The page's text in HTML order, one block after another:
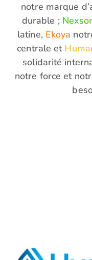
notre marque
durable ;
latine, Ekoya
centrale et
solidarité
notre force et